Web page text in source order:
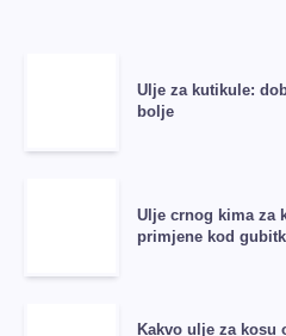
Ulje za kutikule:
bolje
Ulje crnog kima za
primjene kod
Kakvo ulje za kosu